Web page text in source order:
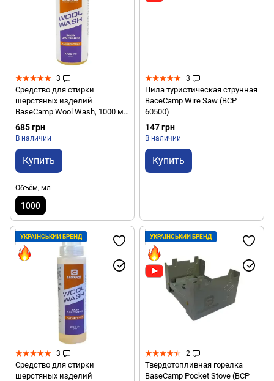
3
Средство для стирки
шерстяных изделий
BaseCamp Wool Wash, 1000 мл
(BCP 40302)
685 грн
В наличии
Купить
Объём, мл
1000
3
Пила туристическая струнная
BaceCamp Wire Saw (BCP
60500)
147 грн
В наличии
Купить
УКРАЇНСЬКИЙ БРЕНД
3
Средство для стирки
шерстяных изделий
УКРАЇНСЬКИЙ БРЕНД
2
Твердотопливная горелка
BaseCamp Pocket Stove (BCP